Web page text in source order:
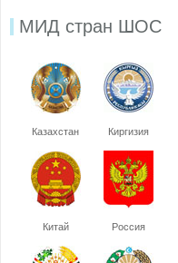
МИД стран ШОС
Казахстан Киргизия
Китай Россия